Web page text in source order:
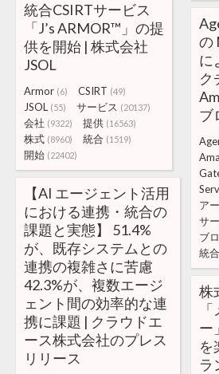
統合CSIRTサービス
「J’s ARMOR™」の提
供を開始 | 株式会社
JSOL
Armor (6) CSIRT (49)
JSOL (55) サービス (20137)
会社 (9322) 提供 (16563)
株式 (8960) 統合 (1519)
開始 (22402)
の
に
ク
ブ
ア
サ
ブ
統合
【AI エージェント活用
における連携・統合の
課題と実態】 51.4%
が、既存システムとの
連携の複雑さに苦慮
42.3%が、複数エージ
ェント間の効率的な連
携に課題 | クラウドエ
ース株式会社のプレス
リリース
株
ー
を
ラ